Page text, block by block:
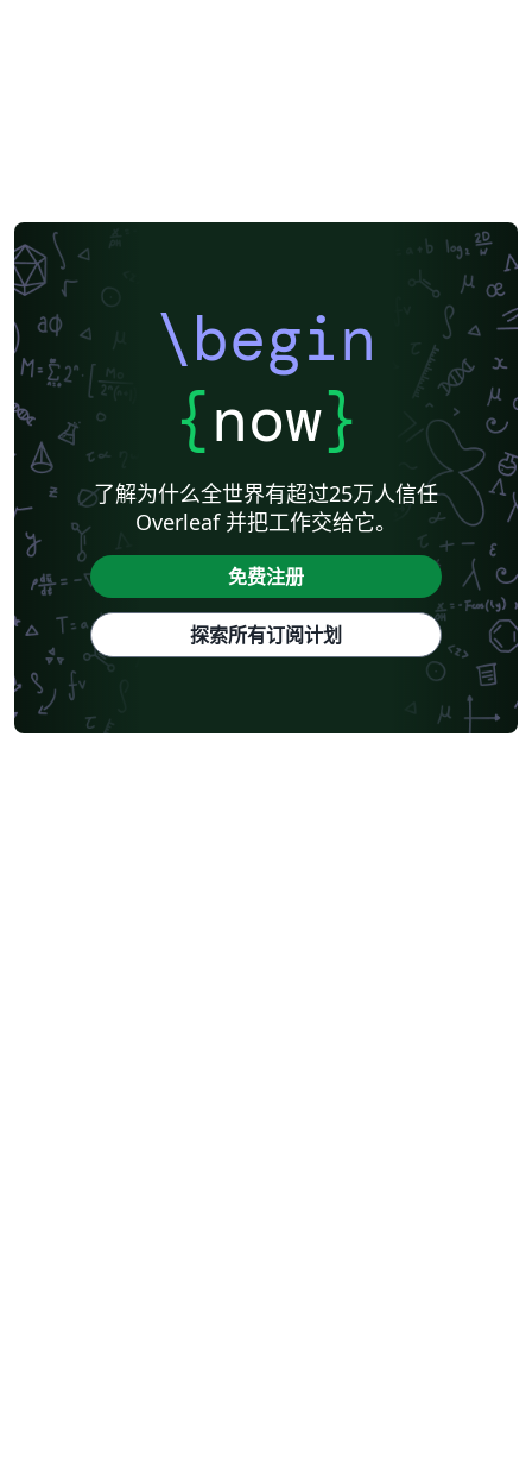
\begin
{now}
了解为什么全世界有超过25万人信任
Overleaf 并把工作交给它。
免费注册
探索所有订阅计划